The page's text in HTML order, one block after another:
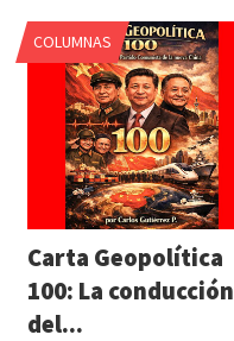
COLUMNAS
Carta Geopolítica
100: La conducción
del...